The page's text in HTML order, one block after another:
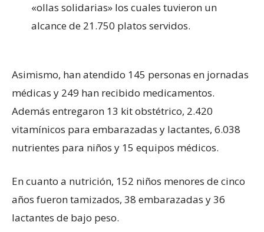
«ollas solidarias» los cuales tuvieron un
alcance de 21.750 platos servidos.
Asimismo, han atendido 145 personas en jornadas
médicas y 249 han recibido medicamentos.
Además entregaron 13 kit obstétrico, 2.420
vitamínicos para embarazadas y lactantes, 6.038
nutrientes para niños y 15 equipos médicos.
En cuanto a nutrición, 152 niños menores de cinco
años fueron tamizados, 38 embarazadas y 36
lactantes de bajo peso.